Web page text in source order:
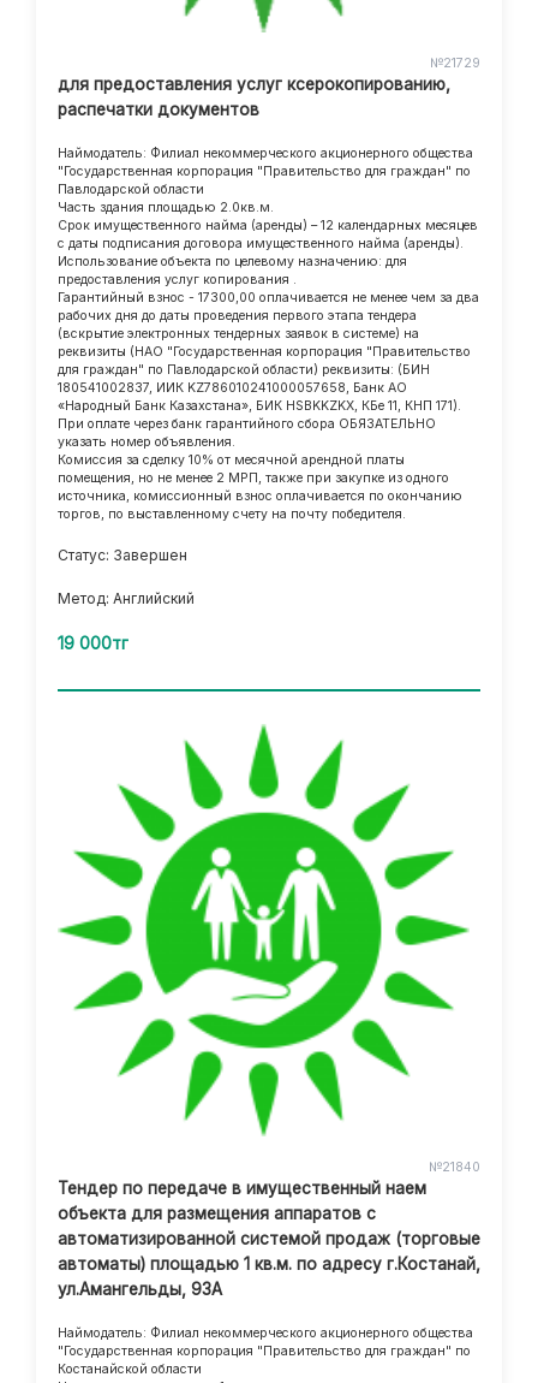
№21729
для предоставления услуг ксерокопированию,
распечатки документов
Наймодатель: Филиал некоммерческого акционерного общества
"Государственная корпорация "Правительство для граждан" по
Павлодарской области
Часть здания площадью 2.0кв.м.
Срок имущественного найма (аренды) – 12 календарных месяцев
с даты подписания договора имущественного найма (аренды).
Использование объекта по целевому назначению: для
предоставления услуг копирования .
Гарантийный взнос - 17300,00 оплачивается не менее чем за два
рабочих дня до даты проведения первого этапа тендера
(вскрытие электронных тендерных заявок в системе) на
реквизиты (НАО "Государственная корпорация "Правительство
для граждан" по Павлодарской области) реквизиты: (БИН
180541002837, ИИК KZ786010241000057658, Банк АО
«Народный Банк Казахстана», БИК HSBKKZKX, КБе 11, КНП 171).
При оплате через банк гарантийного сбора ОБЯЗАТЕЛЬНО
указать номер объявления.
Комиссия за сделку 10% от месячной арендной платы
помещения, но не менее 2 МРП, также при закупке из одного
источника, комиссионный взнос оплачивается по окончанию
торгов, по выставленному счету на почту победителя.
Статус: Завершен
Метод: Английский
19 000тг
№21840
Тендер по передаче в имущественный наем
объекта для размещения аппаратов с
автоматизированной системой продаж (торговые
автоматы) площадью 1 кв.м. по адресу г.Костанай,
ул.Амангельды, 93А
Наймодатель: Филиал некоммерческого акционерного общества
"Государственная корпорация "Правительство для граждан" по
Костанайской области